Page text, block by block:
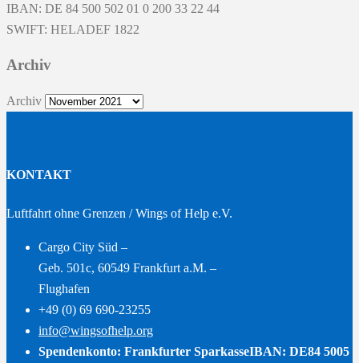
IBAN: DE 84 500 502 01 0 200 33 22 44
SWIFT: HELADEF 1822
Archiv
Archiv
KONTAKT
Luftfahrt ohne Grenzen / Wings of Help e.V.
Cargo City Süd –
Geb. 501c, 60549 Frankfurt a.M. –
Flughafen
+49 (0) 69 690-23255
info@wingsofhelp.org
Spendenkonto: Frankfurter SparkasseIBAN: DE84 5005